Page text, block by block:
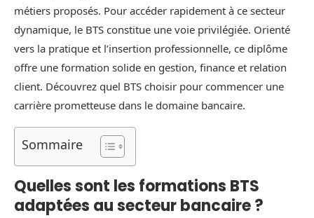
métiers proposés. Pour accéder rapidement à ce secteur
dynamique, le BTS constitue une voie privilégiée. Orienté
vers la pratique et l’insertion professionnelle, ce diplôme
offre une formation solide en gestion, finance et relation
client. Découvrez quel BTS choisir pour commencer une
carrière prometteuse dans le domaine bancaire.
Sommaire
Quelles sont les formations BTS
adaptées au secteur bancaire ?